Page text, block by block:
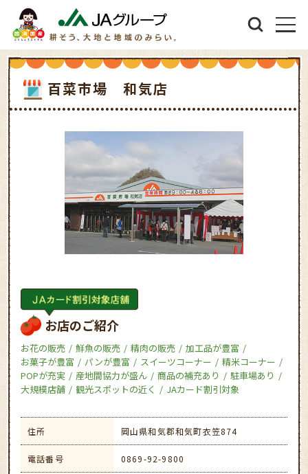
百菜市場 和気店
お店のご紹介
お花の販売 鮮魚の販売 精肉の販売
加工品が豊富
お菓子が豊富
パンが豊富 スイーツコーナー
精米コーナー
POPが充実
産地間協力が盛ん 商品の補充あり
駐車場あり
大規模店舗
観光スポットの近く JAカード割引対象
住所 岡山県和気郡和気町衣笠874
電話番号 0869-92-9800